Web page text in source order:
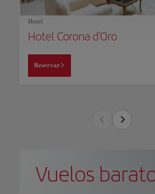
Hotel
Hotel Corona d'Oro
Reservar
Vuelos